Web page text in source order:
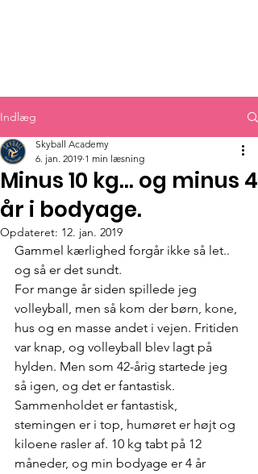
Indlæg
Minus 10 kg... og minus 4
år i bodyage.
Skyball Academy
6. jan. 2019 1 min læsning
Opdateret: 12. jan. 2019
Gammel kærlighed forgår ikke så let..
og så er det sundt.
For mange år siden spillede jeg
volleyball, men så kom der børn, kone,
hus og en masse andet i vejen. Fritiden
var knap, og volleyball blev lagt på
hylden. Men som 42-årig startede jeg
så igen, og det er fantastisk.
Sammenholdet er fantastisk,
stemingen er i top, humøret er højt og
kiloene rasler af. 10 kg tabt på 12
måneder, og min bodyage er 4 år